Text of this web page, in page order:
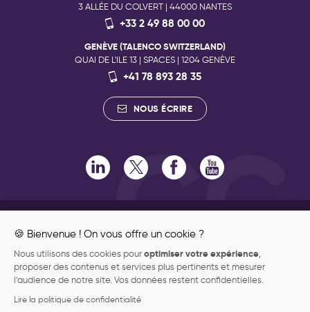
🍪 Bienvenue ! On vous offre un cookie ?
Nous utilisons des cookies pour optimiser votre expérience
proposer des contenus et services plus pertinents et mesurer
l'audience de notre site. Vos données restent confidentielles.
Lire la politique de confidentialité
3 ALLÉE DU COLVERT | 44000 NANTES
+33 2 49 88 00 00
GENÈVE (TALENCO SWITZERLAND)
QUAI DE L'ILE 13 | SPACES | 1204 GENÈVE
+41 78 893 28 35
NOUS ÉCRIRE
ENGAGEMENTS RSE
ENGAGEMENT PHILANTHROPIQUE
DONNÉES PERSONNELLES